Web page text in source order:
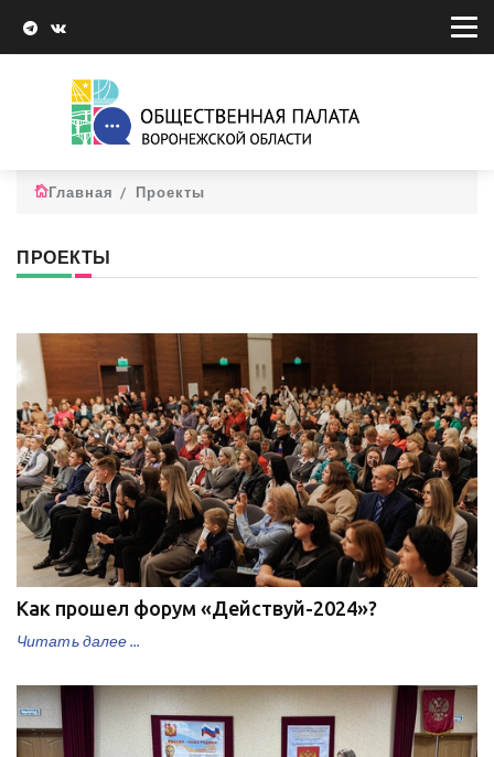
Главная Проекты
ПРОЕКТЫ
Как прошел форум «Действуй-2024»?
Читать далее ...